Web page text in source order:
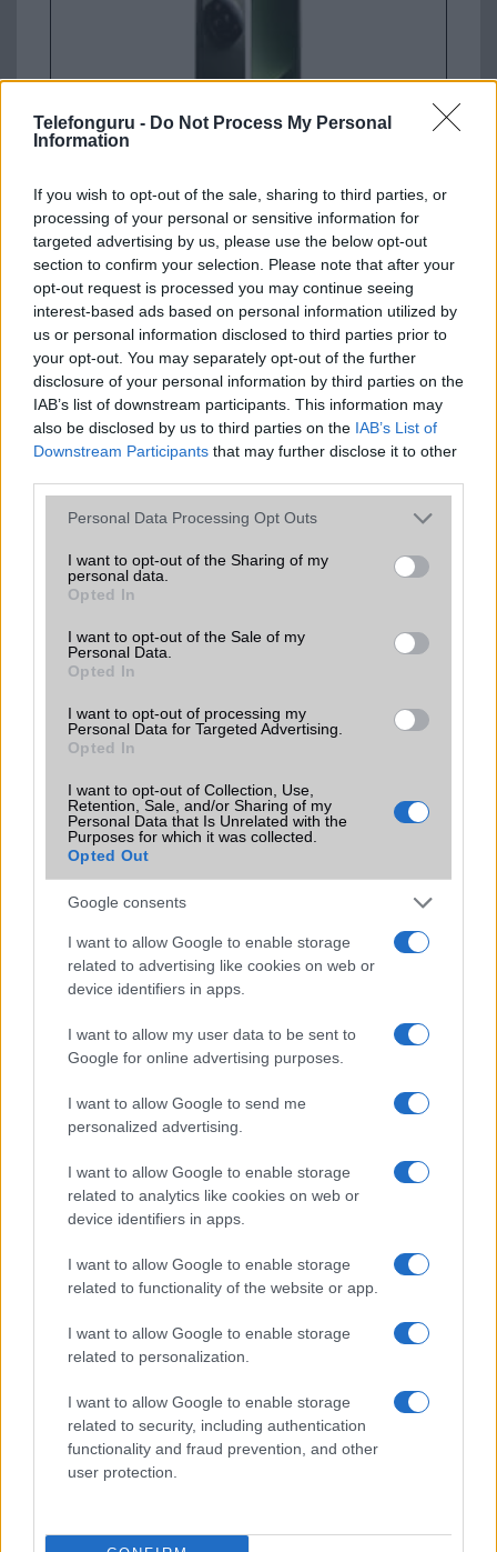
Telefonguru - Do Not Process My Personal
Information
If you wish to opt-out of the sale, sharing to third parties, or
processing of your personal or sensitive information for
targeted advertising by us, please use the below opt-out
section to confirm your selection. Please note that after your
opt-out request is processed you may continue seeing
interest-based ads based on personal information utilized by
us or personal information disclosed to third parties prior to
your opt-out. You may separately opt-out of the further
disclosure of your personal information by third parties on the
IAB’s list of downstream participants. This information may
also be disclosed by us to third parties on the IAB’s List of
Downstream Participants that may further disclose it to other
Please note that this website/app uses one or more Google
not limited to your visit or usage behaviour. You may click to
grant or deny consent to Google and its third-party tags to
use your data for below specified purposes in below Google
consent section.
Personal Data Processing Opt Outs
I want to opt-out of the Sharing of my
personal data.
Opted In
I want to opt-out of the Sale of my
Personal Data.
Opted In
I want to opt-out of processing my
Personal Data for Targeted Advertising.
Opted In
I want to opt-out of Collection, Use,
Retention, Sale, and/or Sharing of my
Personal Data that Is Unrelated with the
Purposes for which it was collected.
Opted Out
Google consents
I want to allow Google to enable storage
related to advertising like cookies on web or
device identifiers in apps.
I want to allow my user data to be sent to
Google for online advertising purposes.
I want to allow Google to send me
personalized advertising.
I want to allow Google to enable storage
related to analytics like cookies on web or
device identifiers in apps.
I want to allow Google to enable storage
related to functionality of the website or app.
I want to allow Google to enable storage
related to personalization.
I want to allow Google to enable storage
related to security, including authentication
functionality and fraud prevention, and other
user protection.
232.000 Ft (új)
Apple iPhone 16e
Nyugati GSM
195.000 Ft (új)
készülék kimarad a One UI 9
frissítésből – itt a lista az érintett
modellekről
2026.06.30
| Phone Arena
A One UI 9 érkezése új mesterséges intelligencia-
funkciókat és továbbfejlesztett kezelőfelületet hoz,
Galaxy készülék számára ez lesz az út vége.
iPhone 18 bemutató dátum - ekkor
rántja le a leplet az Apple az új
csúcsmobilokról
2026.06.29
A szeptemberi eseményen az iPhone 18 Pro modellek
mellett a régóta pletykált hajlítható iPhone Ultra is
bemutatkozhat, miközben az áremelésekről szóló
találgatások továbbra is beárnyékolják a rajtot.
Az Android rejtett automatizmusai: hat
funkció, amely észrevétlenül könnyíti
meg a mindennapokat
2026.06.14| Android Police
Android már évek óta olyan intelligens funkciókat kínál,
amelyek maguktól dolgoznak a háttérben.
Ez a rejtett Samsung funkció teljesen
megváltoztatja a mobilhasználatot –
sokan mégsem tudnak róla
2026.07.12 | Android Central
Az Edge Panel az egyik leghasznosabb funkció, amely
jelentősen felgyorsítja a mindennapi használatot,
miközben a Pixel telefonokból továbbra is hiányzik.
KAPCSOLÓDÓ HÍREK